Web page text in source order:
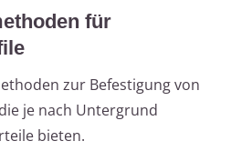
für
zur Befestigung von
je nach Untergrund
bieten.